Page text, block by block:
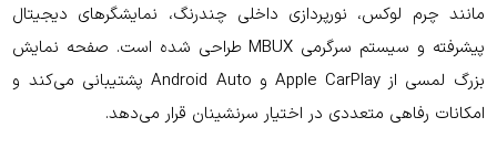
مانند چرم لوکس، نورپردازی داخلی چندرنگ، نمایشگرهای دیجیتال
پیشرفته و سیستم سرگرمی MBUX طراحی شده است. صفحه نمایش
بزرگ لمسی از Apple CarPlay و Android Auto پشتیبانی می‌کند و
امکانات رفاهی متعددی در اختیار سرنشینان قرار می‌دهد.